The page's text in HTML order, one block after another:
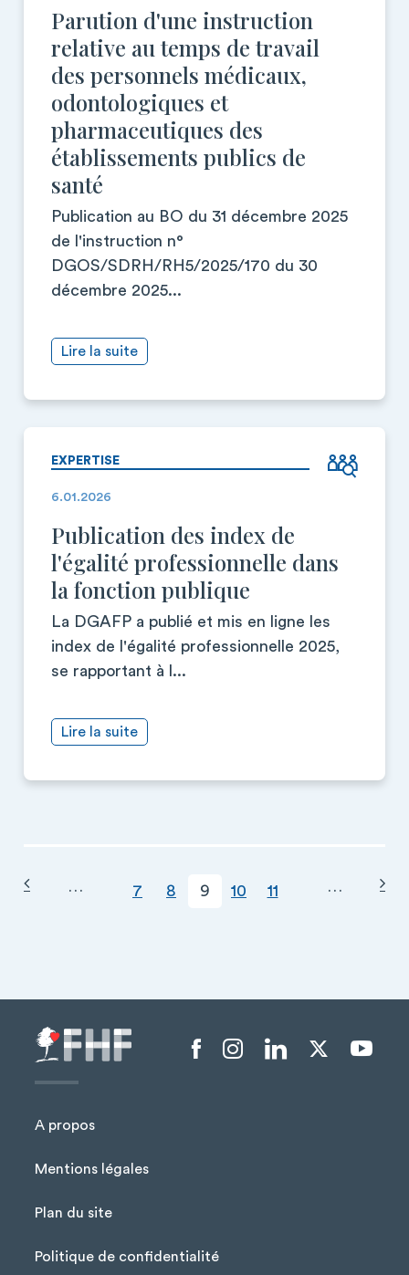
Parution d'une instruction
relative au temps de travail
des personnels médicaux,
odontologiques et
pharmaceutiques des
établissements publics de
santé
Publication au BO du 31 décembre 2025
de l'instruction n°
DGOS/SDRH/RH5/2025/170 du 30
décembre 2025...
Lire la suite
EXPERTISE
6.01.2026
Publication des index de
l'égalité professionnelle dans
la fonction publique
La DGAFP a publié et mis en ligne les
index de l'égalité professionnelle 2025,
se rapportant à l...
Lire la suite
PAGINATION
Page précédente
… Page
7 Page
8
Page courante
9 Page
10 Page
11 …
Menu Pied de page
A propos
Mentions légales
Plan du site
Politique de confidentialité
Menu liens sociaux